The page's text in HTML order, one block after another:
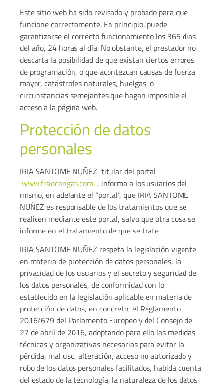
Este sitio web ha sido revisado y probado para que
funcione correctamente. En principio, puede
garantizarse el correcto funcionamiento los 365 días
del año, 24 horas al día. No obstante, el prestador no
descarta la posibilidad de que existan ciertos errores
de programación, o que acontezcan causas de fuerza
mayor, catástrofes naturales, huelgas, o
circunstancias semejantes que hagan imposible el
acceso a la página web.
Protección de datos
personales
IRIA SANTOME NUÑEZ titular del portal
www.fisiocangas.com , informa a los usuarios del
mismo, en adelante el “portal”, que IRIA SANTOME
NUÑEZ es responsable de los tratamientos que se
realicen mediante este portal, salvo que otra cosa se
informe en el tratamiento de que se trate.
IRIA SANTOME NUÑEZ respeta la legislación vigente
en materia de protección de datos personales, la
privacidad de los usuarios y el secreto y seguridad de
los datos personales, de conformidad con lo
establecido en la legislación aplicable en materia de
protección de datos, en concreto, el Reglamento
2016/679 del Parlamento Europeo y del Consejo de
27 de abril de 2016, adoptando para ello las medidas
técnicas y organizativas necesarias para evitar la
pérdida, mal uso, alteración, acceso no autorizado y
robo de los datos personales facilitados, habida cuenta
del estado de la tecnología, la naturaleza de los datos